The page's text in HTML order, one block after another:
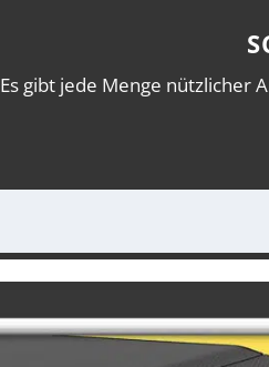
Es gibt jede Menge nützlicher